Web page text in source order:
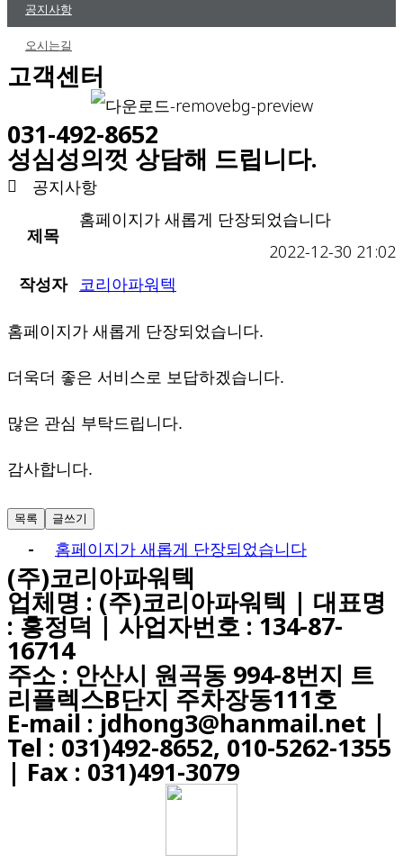
공지사항
오시는길
고객센터
031-492-8652
성심성의껏 상담해 드립니다.
공지사항
제목
홈페이지가 새롭게 단장되었습니다
2022-12-30 21:02
작성자 코리아파워텍
홈페이지가 새롭게 단장되었습니다.
더욱더 좋은 서비스로 보답하겠습니다.
많은 관심 부탁드립니다.
감사합니다.
목록 글쓰기
- 홈페이지가 새롭게 단장되었습니다
(주)코리아파워텍
업체명 : (주)코리아파워텍 | 대표명
: 홍정덕 | 사업자번호 : 134-87-
16714
주소 : 안산시 원곡동 994-8번지 트
리플렉스B단지 주차장동111호
E-mail : jdhong3@hanmail.net |
Tel : 031)492-8652, 010-5262-1355
| Fax : 031)491-3079